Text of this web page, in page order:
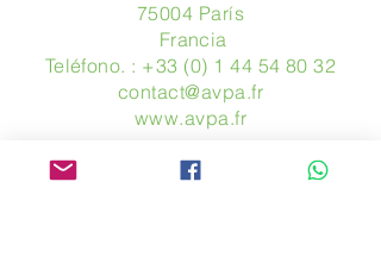
75004 París
​ Francia
Teléfono. : +33 (0) 1 44 54 80 32
contact@avpa.fr
www.avpa.fr